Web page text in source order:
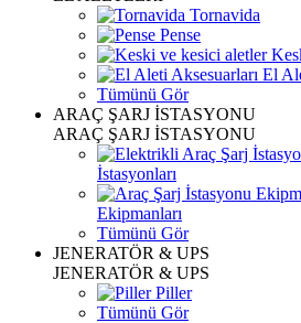
Tornavida
Pense
El
Tümünü Gör
ARAÇ ŞARJ İSTASYONU
ARAÇ ŞARJ İSTASYONU
İstasyonları
Ekipmanları
Tümünü Gör
JENERATÖR & UPS
JENERATÖR & UPS
Piller
Tümünü Gör